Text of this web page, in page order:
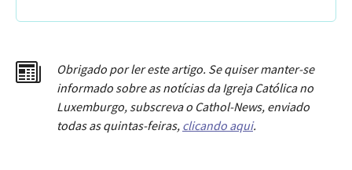
Obrigado por ler este artigo. Se quiser manter-se
informado sobre as notícias da Igreja Católica no
Luxemburgo, subscreva o Cathol-News, enviado
todas as quintas-feiras, clicando aqui.